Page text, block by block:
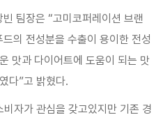
팀장은 “고미코퍼레이션 브랜
의 전성분을 수출이 용이한 전성
맛과 다이어트에 도움이 되는 맛
다”고 밝혔다.
자가 관심을 갖고있지만 기존 경